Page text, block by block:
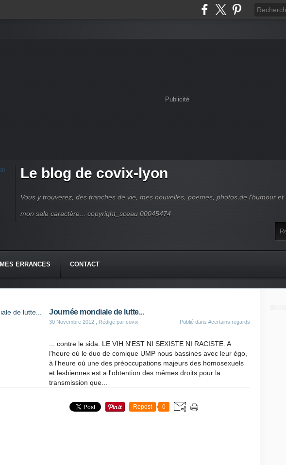
Publicité
Le blog de covix-lyon
Vous y trouverez, des tranches de vie, mes nouvelles, poèmes, photos,de l'humour et
mon sale caractère... copyright_sceau 00045474
MES ERRANCES CONTACT
Journée mondiale de lutte...
30 Novembre 2012 , Rédigé par covix Publié dans #certains regards
... contre le sida. LE VIH N'EST NI SEXISTE NI RACISTE. A
l'heure où le duo de comique UMP nous bassines avec leur égo,
à l'heure où une des préoccupations majeurs des homosexuels
et lesbiennes est a l'obtention des mêmes droits pour la
transmission que...
Repost 0